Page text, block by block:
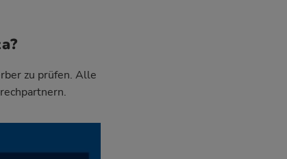
zu prüfen. Alle